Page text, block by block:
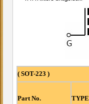
( SOT-223 )
Part No. TYPE